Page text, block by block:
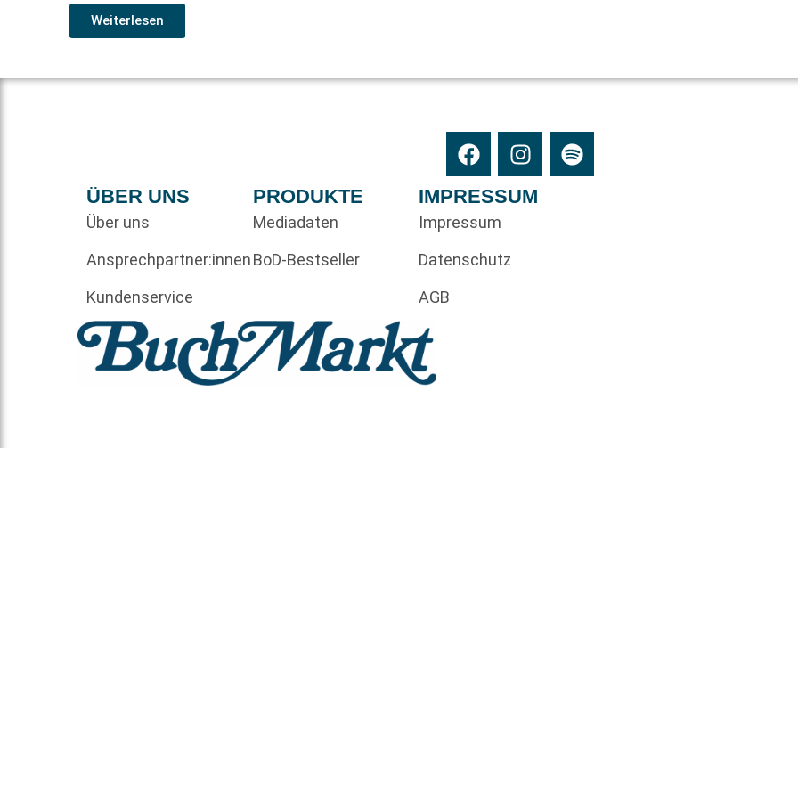
Weiterlesen
ÜBER UNS
Über uns
Ansprechpartner:innen
Kundenservice
PRODUKTE
Mediadaten
BoD-Bestseller
IMPRESSUM
Impressum
Datenschutz
AGB